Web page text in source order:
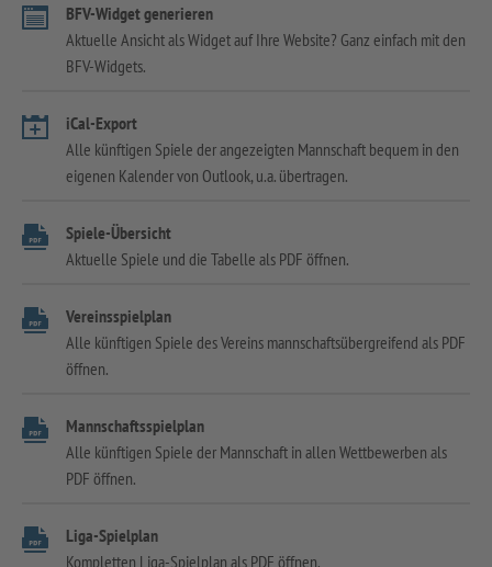
BFV-Widget generieren
Aktuelle Ansicht als Widget auf Ihre Website? Ganz einfach mit den
BFV-Widgets.
iCal-Export
Alle künftigen Spiele der angezeigten Mannschaft bequem in den
eigenen Kalender von Outlook, u.a. übertragen.
Spiele-Übersicht
Aktuelle Spiele und die Tabelle als PDF öffnen.
Vereinsspielplan
Alle künftigen Spiele des Vereins mannschaftsübergreifend als PDF
öffnen.
Mannschaftsspielplan
Alle künftigen Spiele der Mannschaft in allen Wettbewerben als
PDF öffnen.
Liga-Spielplan
Kompletten Liga-Spielplan als PDF öffnen.